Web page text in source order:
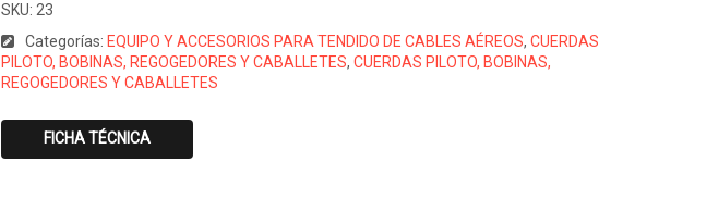
SKU: 23
Categorías: EQUIPO Y ACCESORIOS PARA TENDIDO DE CABLES AÉREOS,CUERDAS
PILOTO, BOBINAS, REGOGEDORES Y CABALLETES,CUERDAS PILOTO, BOBINAS,
REGOGEDORES Y CABALLETES
FICHA TÉCNICA